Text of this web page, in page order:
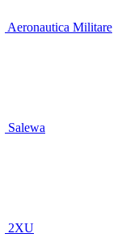
Aeronautica Militare
Salewa
2XU